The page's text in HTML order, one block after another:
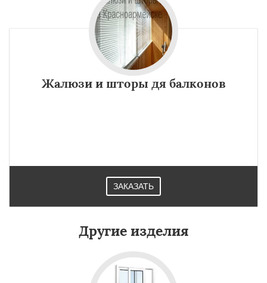
Жалюзи и шторы дя балконов
ЗАКАЗАТЬ
Другие изделия